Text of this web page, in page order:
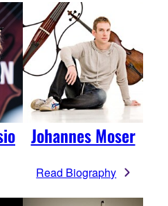
Johannes Moser
Read Biography